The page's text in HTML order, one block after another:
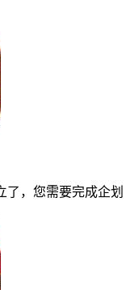
，您需要完成企划